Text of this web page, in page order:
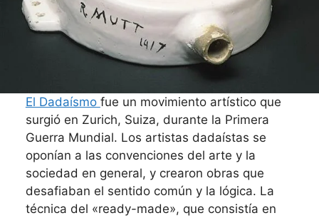
El Dadaísmo fue un movimiento artístico que
surgió en Zurich, Suiza, durante la Primera
Guerra Mundial. Los artistas dadaístas se
oponían a las convenciones del arte y la
sociedad en general, y crearon obras que
desafiaban el sentido común y la lógica. La
técnica del «ready-made», que consistía en